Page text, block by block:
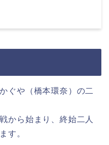
ぐや（橋本環奈）の二
から始まり、終始二人
す。